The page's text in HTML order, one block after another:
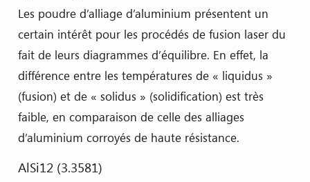
Les poudre d’alliage d’aluminium présentent un
certain intérêt pour les procédés de fusion laser du
fait de leurs diagrammes d’équilibre. En effet, la
différence entre les températures de « liquidus »
(fusion) et de « solidus » (solidification) est très
faible, en comparaison de celle des alliages
d’aluminium corroyés de haute résistance.
AlSi12 (3.3581)